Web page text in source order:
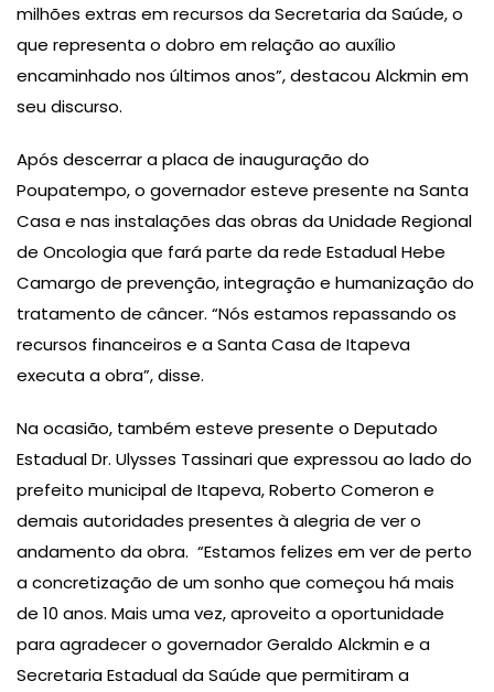
milhões extras em recursos da Secretaria da Saúde, o
que representa o dobro em relação ao auxílio
encaminhado nos últimos anos”, destacou Alckmin em
seu discurso.
Após descerrar a placa de inauguração do
Poupatempo, o governador esteve presente na Santa
Casa e nas instalações das obras da Unidade Regional
de Oncologia que fará parte da rede Estadual Hebe
Camargo de prevenção, integração e humanização do
tratamento de câncer. “Nós estamos repassando os
recursos financeiros e a Santa Casa de Itapeva
executa a obra”, disse.
Na ocasião, também esteve presente o Deputado
Estadual Dr. Ulysses Tassinari que expressou ao lado do
prefeito municipal de Itapeva, Roberto Comeron e
demais autoridades presentes à alegria de ver o
andamento da obra. “Estamos felizes em ver de perto
a concretização de um sonho que começou há mais
de 10 anos. Mais uma vez, aproveito a oportunidade
para agradecer o governador Geraldo Alckmin e a
Secretaria Estadual da Saúde que permitiram a